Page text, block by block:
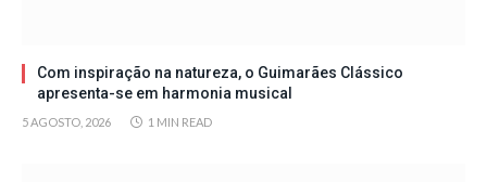
Com inspiração na natureza, o Guimarães Clássico
apresenta-se em harmonia musical
5 AGOSTO, 2026 1 MIN READ